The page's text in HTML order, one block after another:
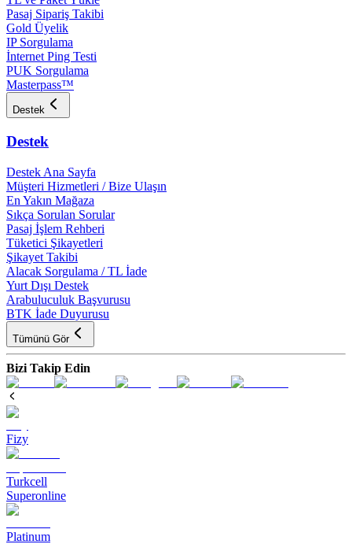
Pasaj Sipariş Takibi
Gold Üyelik
IP Sorgulama
İnternet Ping Testi
PUK Sorgulama
Masterpass™
Destek
Destek
Destek Ana Sayfa
Müşteri Hizmetleri / Bize Ulaşın
En Yakın Mağaza
Sıkça Sorulan Sorular
Pasaj İşlem Rehberi
Tüketici Şikayetleri
Şikayet Takibi
Alacak Sorgulama / TL İade
Yurt Dışı Destek
Arabuluculuk Başvurusu
BTK İade Duyurusu
Tümünü Gör
Bizi Takip Edin
Fizy
Turkcell
Superonline
Platinum